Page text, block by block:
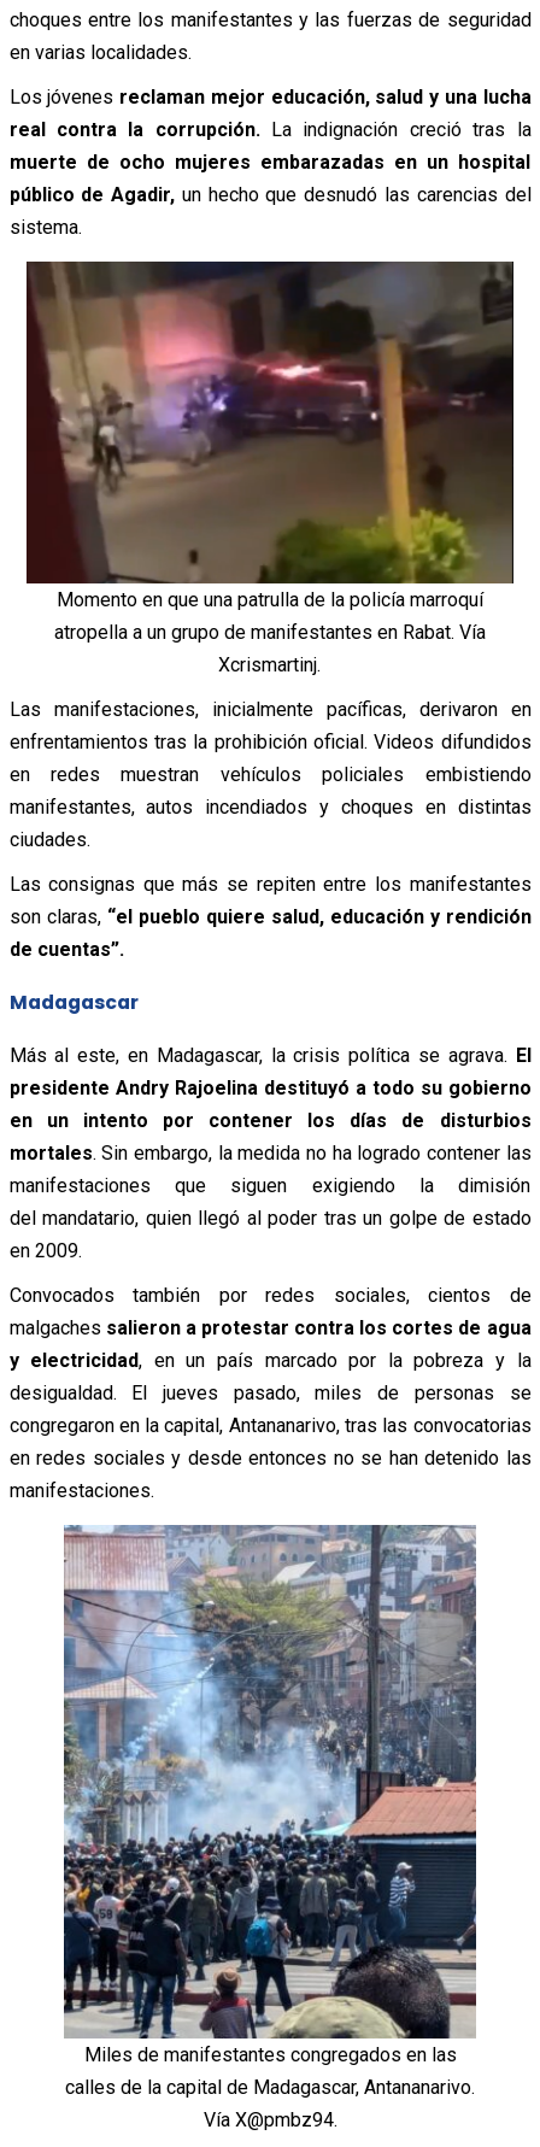
choques entre los manifestantes y las fuerzas de seguridad
en varias localidades.
Los jóvenes reclaman mejor educación, salud y una lucha
real contra la corrupción. La indignación creció tras la
muerte de ocho mujeres embarazadas en un hospital
público de Agadir, un hecho que desnudó las carencias del
sistema.
Momento en que una patrulla de la policía marroquí
atropella a un grupo de manifestantes en Rabat. Vía
Xcrismartinj.
Las manifestaciones, inicialmente pacíficas, derivaron en
enfrentamientos tras la prohibición oficial. Videos difundidos
en redes muestran vehículos policiales embistiendo
manifestantes, autos incendiados y choques en distintas
ciudades.
Las consignas que más se repiten entre los manifestantes
son claras, “el pueblo quiere salud, educación y rendición
de cuentas”.
Madagascar
Más al este, en Madagascar, la crisis política se agrava. El
presidente Andry Rajoelina destituyó a todo su gobierno
en un intento por contener los días de disturbios
mortales. Sin embargo, la medida no ha logrado contener las
manifestaciones que siguen exigiendo la dimisión
del mandatario, quien llegó al poder tras un golpe de estado
en 2009.
Convocados también por redes sociales, cientos de
malgaches salieron a protestar contra los cortes de agua
y electricidad, en un país marcado por la pobreza y la
desigualdad. El jueves pasado, miles de personas se
congregaron en la capital, Antananarivo, tras las convocatorias
en redes sociales y desde entonces no se han detenido las
manifestaciones.
Miles de manifestantes congregados en las
calles de la capital de Madagascar, Antananarivo.
Vía X@pmbz94.